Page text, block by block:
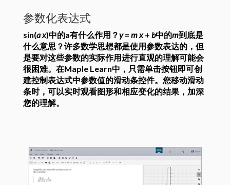
参数化表达式
sin(ax)中的a有什么作用？y= mx+ b中的m到底是
什么意思？许多数学思想都是使用参数表达的，但
是要对这些参数的实际作用进行直观的理解可能会
很困难。在Maple Learn中，只需单击按钮即可创
建控制表达式中参数值的滑动条控件。您移动滑动
条时，可以实时观看图形和相应变化的结果，加深
您的理解。